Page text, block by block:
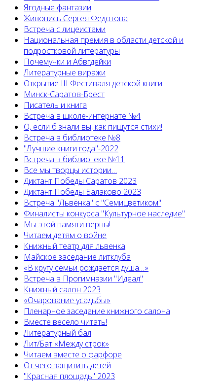
Ягодные фантазии
Живопись Сергея Федотова
Встреча с лицеистами
Национальная премия в области детской и
подростковой литературы
Почемучки и Абвгдейки
Литературные виражи
Открытие III Фестиваля детской книги
Минск-Саратов-Брест
Писатель и книга
Встреча в школе-интернате №4
О, если б знали вы, как пишутся стихи!
Встреча в библиотеке №8
"Лучшие книги года"-2022
Встреча в библиотеке №11
Все мы творцы истории…
Диктант Победы Саратов 2023
Диктант Победы Балаково 2023
Встреча "Львёнка" с "Семицветиком"
Финалисты конкурса "Культурное наследие"
Мы этой памяти верны!
Читаем детям о войне
Книжный театр для львенка
Майское заседание литклуба
«В кругу семьи рождается душа…»
Встреча в Прогимназии "Идеал"
Книжный салон 2023
«Очарование усадьбы»
Пленарное заседание книжного салона
Вместе весело читать!
Литературный бал
Лит/Бат «Между строк»
Читаем вместе о фарфоре
От чего защитить детей
"Красная площадь" 2023